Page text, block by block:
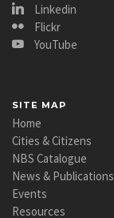
Linkedin
Flickr
YouTube
SITE MAP
Home
Cities & Citizens
NBS Catalogue
News & Publications
Events
Resources